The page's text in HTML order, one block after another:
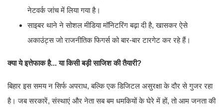
नेटवर्क जांच में लिया गया है।
साइबर थाने ने सोशल मीडिया मॉनिटरिंग बढ़ा दी है, खासकर ऐसे
अकाउंट्स जो राजनीतिक फिगर्स को बार-बार टारगेट कर रहे हैं।
क्या ये इत्तेफाक है... या किसी बड़ी साजिश की तैयारी?
बिहार इस समय न सिर्फ अपराध, बल्कि एक डिजिटल असुरक्षा के दौर से गुजर रहा
है। जब सरकारें, संस्थाएं और नेता सब बम धमकियों के घेरे में हों, तो आम जनता की